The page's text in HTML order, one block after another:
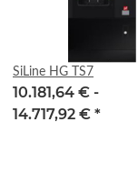
SiLine HG TS7
10.181,64 € -
14.717,92 € *